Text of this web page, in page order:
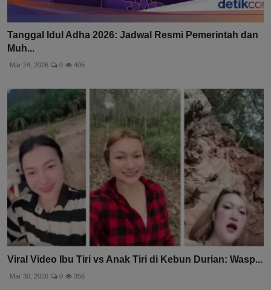
Tanggal Idul Adha 2026: Jadwal Resmi Pemerintah dan
Muh...
Mar 24, 2026 0 405
Viral Video Ibu Tiri vs Anak Tiri di Kebun Durian: Wasp...
Mar 30, 2026 0 356